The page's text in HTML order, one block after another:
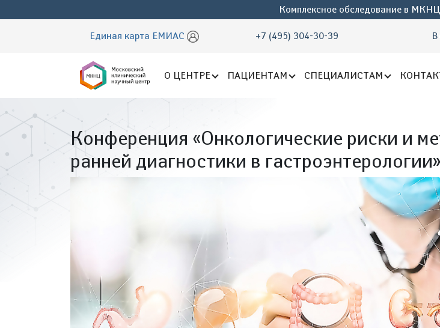
Комплексное обследование в МКНЦ
Единая карта ЕМИАС +7 (495) 304-30-39
О ЦЕНТРЕ ПАЦИЕНТАМ СПЕЦИАЛИСТАМ
Конференция «Онкологические риски и
ранней диагностики в гастроэнтерологии»